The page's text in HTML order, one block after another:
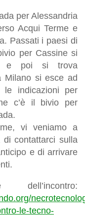
per Alessandria
Acqui Terme e
Passati i paesi di
per Cassine si
e poi si trova
Milano si esce ad
le indicazioni per
c’è il bivio per
vi veniamo a
contattarci sulla
e di arrivare
le-tecno-